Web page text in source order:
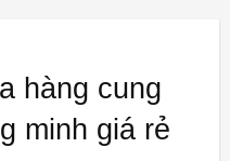
hàng cung
minh giá rẻ